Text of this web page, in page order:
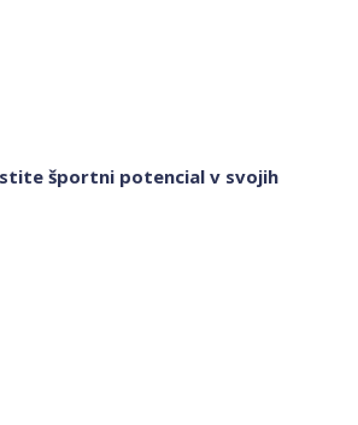
športni potencial v svojih